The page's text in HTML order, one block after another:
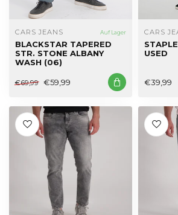
CARS JEANS Auf Lager
BLACKSTAR TAPERED
STR. STONE ALBANY
WASH (06)
€69,99 €59,99
CARS
USED
€39,99